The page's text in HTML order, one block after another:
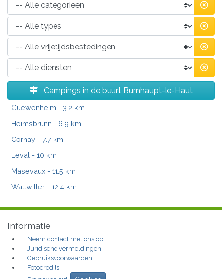
Campings in de buurt Burnhaupt-le-Haut
Guewenheim - 3.2 km
Heimsbrunn - 6.9 km
Cernay - 7.7 km
Leval - 10 km
Masevaux - 11.5 km
Wattwiller - 12.4 km
Informatie
Neem contact met ons op
Juridische vermeldingen
Gebruiksvoorwaarden
Fotocredits